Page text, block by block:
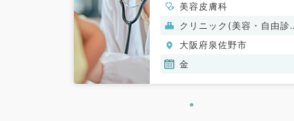
美容皮膚科
クリニック(美容・自由診
療）
大阪府泉佐野市
金